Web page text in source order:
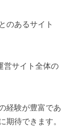
のあるサイト
営サイト全体の
経験が豊富であ
期待できます。